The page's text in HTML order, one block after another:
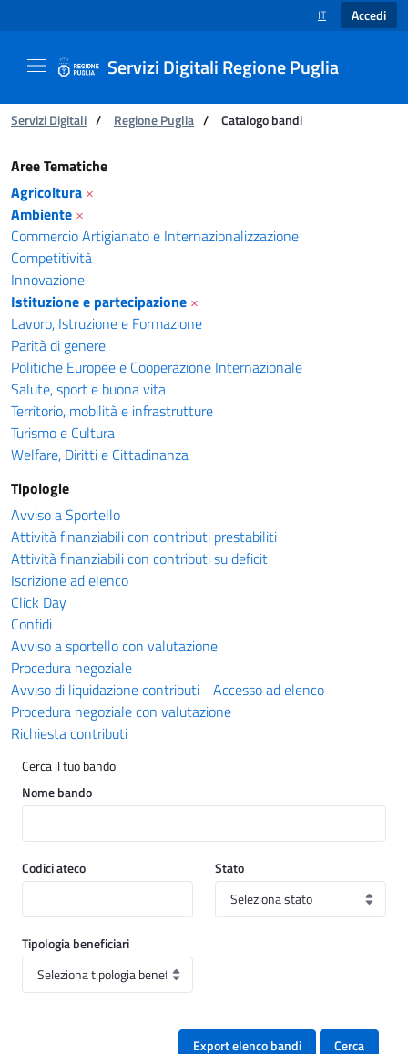
SELEZIONE
IT Accedi
Servizi Digitali Regione Puglia
Ti trovi in:
Servizi Digitali / Regione Puglia / Catalogo bandi
Catalogo bandi - Servizi Digitali Regione
Aree Tematiche
Agricoltura ×
Ambiente ×
Commercio Artigianato e Internazionalizzazione
Competitività
Innovazione
Istituzione e partecipazione ×
Lavoro, Istruzione e Formazione
Parità di genere
Politiche Europee e Cooperazione Internazionale
Salute, sport e buona vita
Territorio, mobilità e infrastrutture
Turismo e Cultura
Welfare, Diritti e Cittadinanza
Tipologie
Avviso a Sportello
Attività finanziabili con contributi prestabiliti
Attività finanziabili con contributi su deficit
Iscrizione ad elenco
Click Day
Confidi
Avviso a sportello con valutazione
Procedura negoziale
Avviso di liquidazione contributi - Accesso ad elenco
Procedura negoziale con valutazione
Richiesta contributi
Cerca il tuo bando
Nome bando
Codici ateco Stato
Tipologia beneficiari
Export elenco bandi Cerca